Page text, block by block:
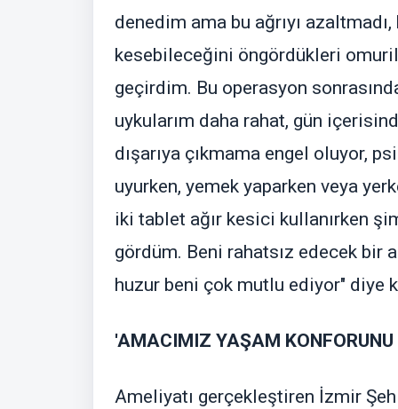
denedim ama bu ağrıyı
kesebileceğini öngördükleri
geçirdim. Bu operasyon
uykularım daha rahat, gün
dışarıya çıkmama engel oluyor,
uyurken, yemek yaparken veya
iki tablet ağır kesici kullanırken
gördüm. Beni rahatsız edecek bir
huzur beni çok mutlu ediyor" diye
'AMACIMIZ YAŞAM
Ameliyatı gerçekleştiren İzmir